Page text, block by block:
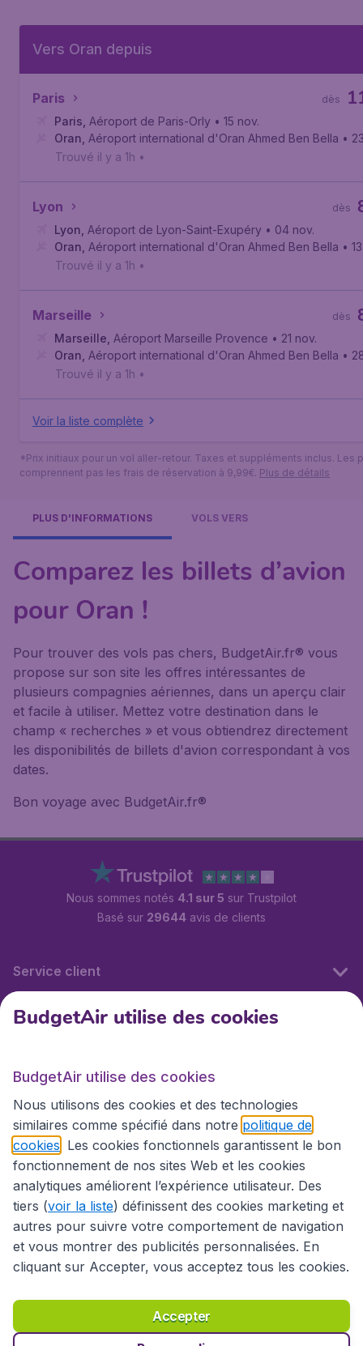
Vers Oran depuis
Paris dès
Paris Aéroport de Paris-Orly • 15 nov.
Oran Aéroport international d'Oran Ahmed Ben Bella •
Trouvé il y a 1h •
Lyon dès
Lyon Aéroport de Lyon-Saint-Exupéry • 04 nov.
Oran Aéroport international d'Oran Ahmed Ben Bella •
Trouvé il y a 1h •
Marseille dès
Marseille Aéroport Marseille Provence • 21 nov.
Oran Aéroport international d'Oran Ahmed Ben Bella •
Trouvé il y a 1h •
Voir la liste complète
*Prix initiaux pour un vol aller-retour. Taxes et suppléments inclus. Les
comprennent pas les frais de réservation à 9,99€. Plus de détails
PLUS D'INFORMATIONS VOLS VERS
Comparez les billets d’avion
pour Oran !
Pour trouver des vols pas chers, BudgetAir.fr® vous
propose sur son site les offres intéressantes de
plusieurs compagnies aériennes, dans un aperçu clair
et facile à utiliser. Mettez votre destination dans le
champ « recherches » et vous obtiendrez directement
les disponibilités de billets d'avion correspondant à vos
dates.
Bon voyage avec BudgetAir.fr®
Nous sommes notés 4.1 sur 5 sur Trustpilot
Basé sur 29644 avis de clients
Service client
BudgetAir.fr
Sites internationaux
Déclaration d’accessibilité
Conditions générales
Déclaration de confidentialité
Droits d’auteur © 2026
BudgetAir utilise des cookies
BudgetAir utilise des cookies
Nous utilisons des cookies et des technologies
similaires comme spécifié dans notre politique de
cookies . Les cookies fonctionnels garantissent le bon
fonctionnement de nos sites Web et les cookies
analytiques améliorent l’expérience utilisateur. Des
tiers (voir la liste) définissent des cookies marketing et
autres pour suivre votre comportement de navigation
et vous montrer des publicités personnalisées. En
cliquant sur Accepter, vous acceptez tous les cookies.
Accepter